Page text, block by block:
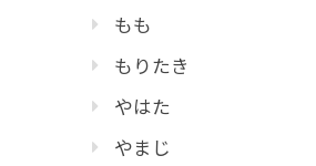
もも
もりたき
やはた
やまじ